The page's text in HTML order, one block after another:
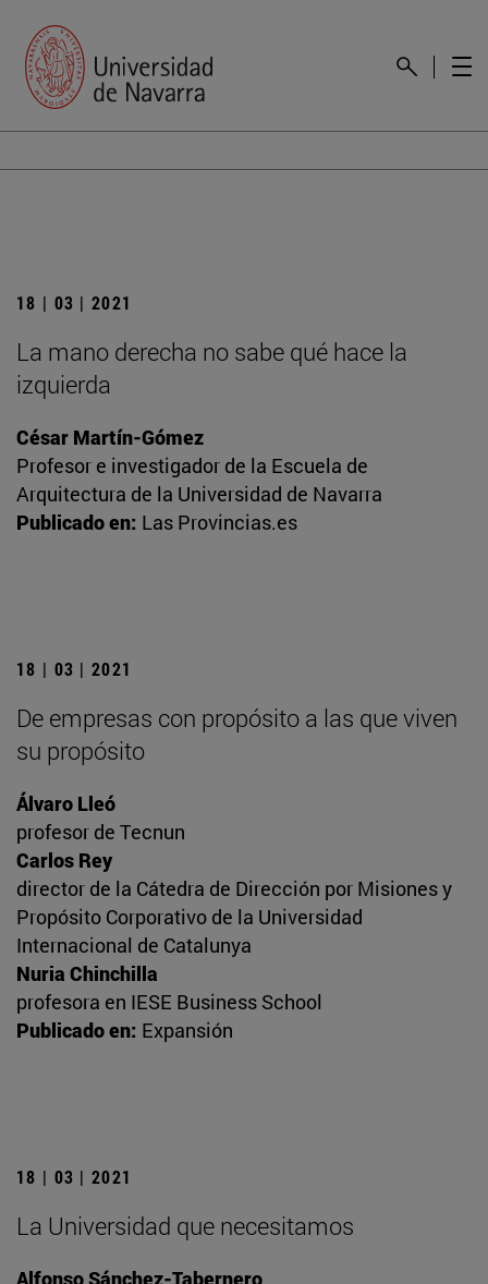
18 | 03 | 2021
La mano derecha no sabe qué hace la
izquierda
César Martín-Gómez
Profesor e investigador de la Escuela de
Arquitectura de la Universidad de Navarra
Publicado en: Las Provincias.es
18 | 03 | 2021
De empresas con propósito a las que viven
su propósito
Álvaro Lleó
profesor de Tecnun
Carlos Rey
director de la Cátedra de Dirección por Misiones y
Propósito Corporativo de la Universidad
Internacional de Catalunya
Nuria Chinchilla
profesora en IESE Business School
Publicado en: Expansión
18 | 03 | 2021
La Universidad que necesitamos
Alfonso Sánchez-Tabernero